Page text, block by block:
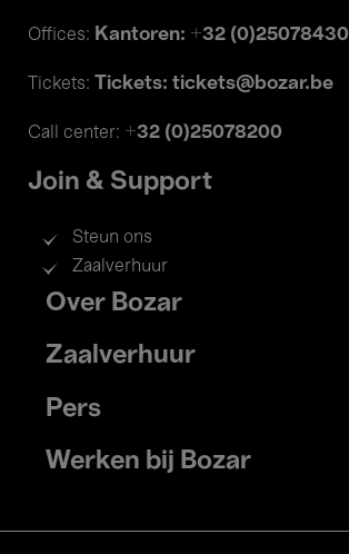
Offices: Kantoren: +32 (0)25078430
Tickets: Tickets: tickets@bozar.be
Call center: +32 (0)25078200
Join & Support
Steun ons
Zaalverhuur
Footer
menu
Over Bozar
Zaalverhuur
Pers
Werken bij Bozar